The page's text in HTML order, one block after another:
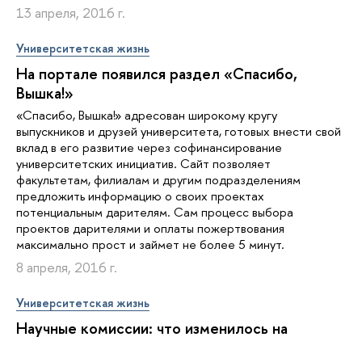
13 апреля, 2016 г.
Университетская жизнь
На портале появился раздел «Спасибо,
Вышка!»
«Спасибо, Вышка!» адресован широкому кругу
выпускников и друзей университета, готовых внести свой
вклад в его развитие через софинансирование
университетских инициатив. Сайт позволяет
факультетам, филиалам и другим подразделениям
предложить информацию о своих проектах
потенциальным дарителям. Сам процесс выбора
проектов дарителями и оплаты пожертвования
максимально прост и займет не более 5 минут.
8 апреля, 2016 г.
Университетская жизнь
Научные комиссии: что изменилось на